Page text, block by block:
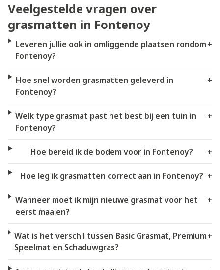
Veelgestelde vragen over
grasmatten in Fontenoy
Leveren jullie ook in omliggende plaatsen rondom
Fontenoy?
+
Hoe snel worden grasmatten geleverd in
Fontenoy?
+
Welk type grasmat past het best bij een tuin in
Fontenoy?
+
Hoe bereid ik de bodem voor in Fontenoy? +
Hoe leg ik grasmatten correct aan in Fontenoy? +
Wanneer moet ik mijn nieuwe grasmat voor het
eerst maaien?
+
Wat is het verschil tussen Basic Grasmat, Premium
Speelmat en Schaduwgras?
+